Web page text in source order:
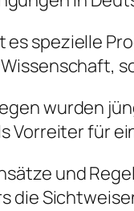
spezielle
wurden
Vorreiter für
und
die